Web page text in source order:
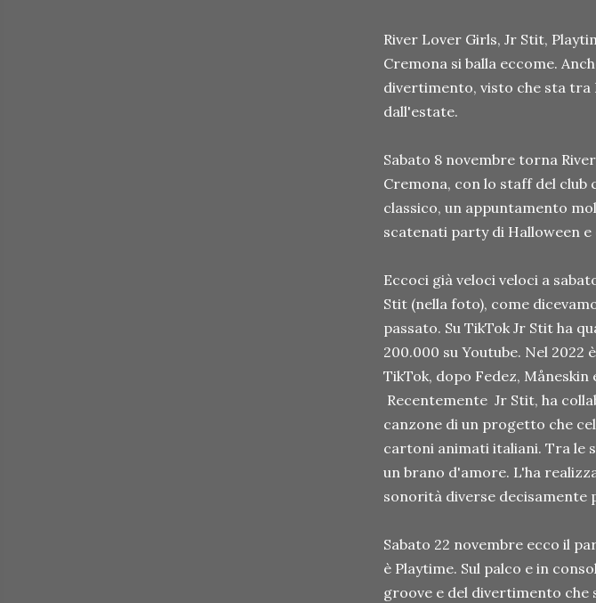
River Lover Girls, Jr Stit,
Cremona si balla eccome.
divertimento, visto che sta tra
dall'estate.
Sabato 8 novembre torna
Cremona, con lo staff del club
classico, un appuntamento
scatenati party di Halloween e
Eccoci già veloci veloci a
Stit (nella foto), come
passato. Su TikTok Jr Stit ha
200.000 su Youtube. Nel
TikTok, dopo Fedez,
Recentemente Jr Stit, ha
canzone di un progetto che
cartoni animati italiani. Tra le
un brano d'amore. L'ha
sonorità diverse decisamente
Sabato 22 novembre ecco il
è Playtime. Sul palco e in
groove e del divertimento